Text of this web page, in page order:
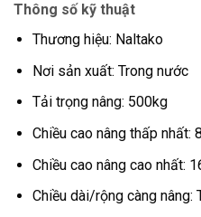
Thông số kỹ thuật
Thương hiệu: Naltako
Nơi sản xuất: Trong nước
Tải trọng nâng: 500kg
Chiều cao nâng thấp nhất:
Chiều cao nâng cao nhất:
Chiều dài/rộng càng nâng: